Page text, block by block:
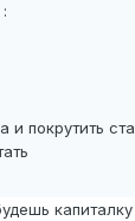
и покрутить